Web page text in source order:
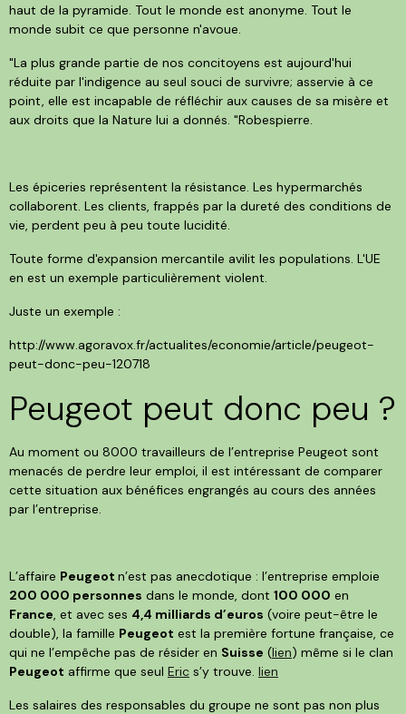
haut de la pyramide. Tout le monde est anonyme. Tout le
monde subit ce que personne n'avoue.
‎"La plus grande partie de nos concitoyens est aujourd'hui
réduite par l'indigence au seul souci de survivre; asservie à ce
point, elle est incapable de réfléchir aux causes de sa misère et
aux droits que la Nature lui a donnés. "Robespierre.
Les épiceries représentent la résistance. Les hypermarchés
collaborent. Les clients, frappés par la dureté des conditions de
vie, perdent peu à peu toute lucidité.
Toute forme d'expansion mercantile avilit les populations. L'UE
en est un exemple particulièrement violent.
Juste un exemple :
http://www.agoravox.fr/actualites/economie/article/peugeot-
peut-donc-peu-120718
Peugeot peut donc peu ?
Au moment ou 8000 travailleurs de l’entreprise Peugeot sont
menacés de perdre leur emploi, il est intéressant de comparer
cette situation aux bénéfices engrangés au cours des années
par l’entreprise.
L’affaire Peugeot n’est pas anecdotique : l’entreprise emploie
200 000 personnes dans le monde, dont 100 000 en
France , et avec ses 4,4 milliards d’euros (voire peut-être le
double), la famille Peugeot est la première fortune française, ce
qui ne l’empêche pas de résider en Suisse (lien) même si le clan
Peugeot affirme que seul Eric s’y trouve. lien
Les salaires des responsables du groupe ne sont pas non plus